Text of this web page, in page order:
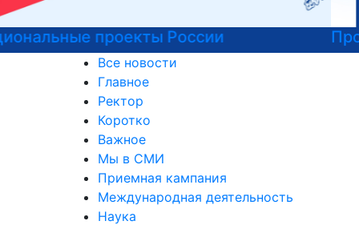
Программы профпереподготовки
Все новости
Главное
Ректор
Коротко
Важное
Мы в СМИ
Приемная кампания
Международная деятельность
Наука